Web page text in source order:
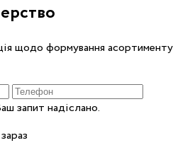
щодо формування асортименту
запит надіслано.